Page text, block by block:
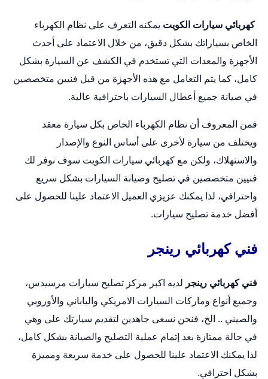
كهربائي سيارات الكويت يمكنه التعرف على نظام الكهرباء
الخاص بسياراتك بشكل دقيق، من خلال الاعتماد على أحدث
الأجهزة والمعدات التي تستخدم في الكشف عن السيارة بشكل
كامل، كما يتم التعامل مع هذه الأجهزة من قبل فنيين متخصصين
في صيانة جميع أعطال السيارات باحترافية عالية.
فمن المعروف أن نظام الكهرباء الخاص بكل سيارة معقد
ويختلف من سيارة لأخرى على أساس النوع والإصدار
والاستهلاك، ولكن مع كهربائي سيارات الكويت سوف نوفر لك
فنيين متخصصين في تصليح وصيانة السيارات بشكل سريع
واحترافي، لذا يمكنك عزيزي العميل الاعتماد علينا للحصول على
أفضل خدمة تصليح سيارات.
فني كهربائي رينجر
فني كهربائي رينجر لديه اكبر مركز تصليح سيارات مرسيدس،
وجميع أنواع وماركات السيارات الامريكي والياباني والأوروبي
والصيني .. الخ، فنحن نسعى جاهدين لتقديم سيارتك على وهي
في حالة ممتازة بعد إتمام عملية التصليح والصيانة بشكل كامل،
لذا يمكنك الاعتماد علينا للحصول على خدمة سريعة ومميزة
بشكل احترافي.